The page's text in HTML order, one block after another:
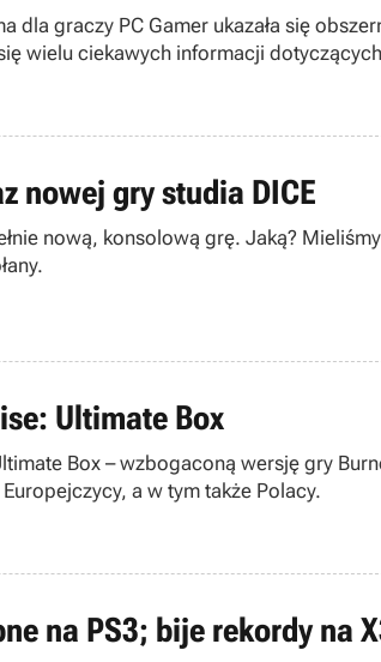
dla graczy PC Gamer ukazała się
wielu ciekawych informacji
nowej gry studia DICE
nową, konsolową grę. Jaką?
Ultimate Box
Box – wzbogaconą wersję gry
a w tym także Polacy.
na PS3; bije rekordy na